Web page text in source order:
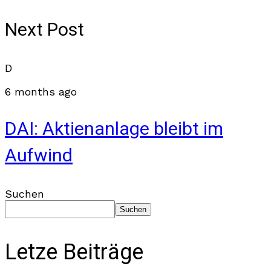
Next Post
D
6 months ago
DAI: Aktienanlage bleibt im
Aufwind
Suchen
Suchen
Letze Beiträge